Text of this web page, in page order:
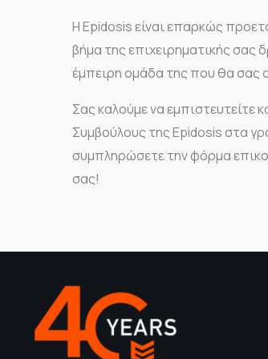
Η Epidosis είναι επαρκώς
βήμα της επιχειρηματικής σας
έμπειρη ομάδα της που θα σας
Σας καλούμε να εμπιστευτείτε
Συμβούλους της Epidosis στα
συμπληρώσετε την φόρμα
σας!